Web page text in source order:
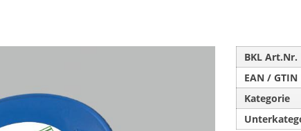
BKL Art.Nr.
EAN / GTIN
Kategorie